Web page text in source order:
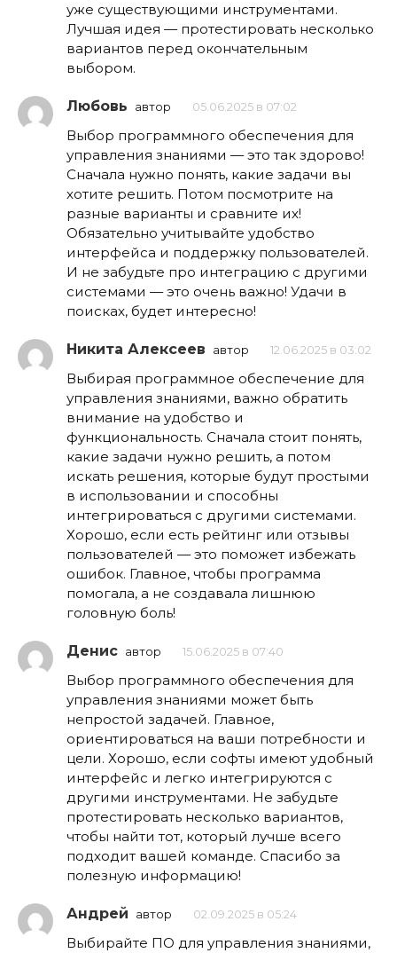
уже существующими инструментами.
Лучшая идея — протестировать несколько
вариантов перед окончательным
выбором.
Любовь автор 05.06.2025 в 07:02
Выбор программного обеспечения для
управления знаниями — это так здорово!
Сначала нужно понять, какие задачи вы
хотите решить. Потом посмотрите на
разные варианты и сравните их!
Обязательно учитывайте удобство
интерфейса и поддержку пользователей.
И не забудьте про интеграцию с другими
системами — это очень важно! Удачи в
поисках, будет интересно!
Никита Алексеев автор 12.06.2025 в 03:02
Выбирая программное обеспечение для
управления знаниями, важно обратить
внимание на удобство и
функциональность. Сначала стоит понять,
какие задачи нужно решить, а потом
искать решения, которые будут простыми
в использовании и способны
интегрироваться с другими системами.
Хорошо, если есть рейтинг или отзывы
пользователей — это поможет избежать
ошибок. Главное, чтобы программа
помогала, а не создавала лишнюю
головную боль!
Денис автор 15.06.2025 в 07:40
Выбор программного обеспечения для
управления знаниями может быть
непростой задачей. Главное,
ориентироваться на ваши потребности и
цели. Хорошо, если софты имеют удобный
интерфейс и легко интегрируются с
другими инструментами. Не забудьте
протестировать несколько вариантов,
чтобы найти тот, который лучше всего
подходит вашей команде. Спасибо за
полезную информацию!
Андрей автор 02.09.2025 в 05:24
Выбирайте ПО для управления знаниями,